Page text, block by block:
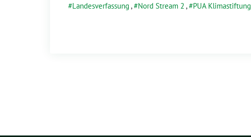
Landesverfassung , Nord Stream 2 , PUA Klimastiftung